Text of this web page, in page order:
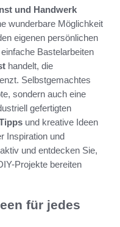
und Handwerk
wunderbare Möglichkeit
eigenen persönlichen
Bastelarbeiten
handelt, die
Selbstgemachtes
sondern auch eine
gefertigten
und kreative Ideen
Inspiration und
und entdecken Sie,
Projekte bereiten
für jedes